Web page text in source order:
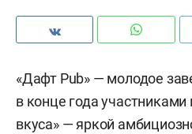
«Дафт Pub» — молодое
в конце года
вкуса» — яркой